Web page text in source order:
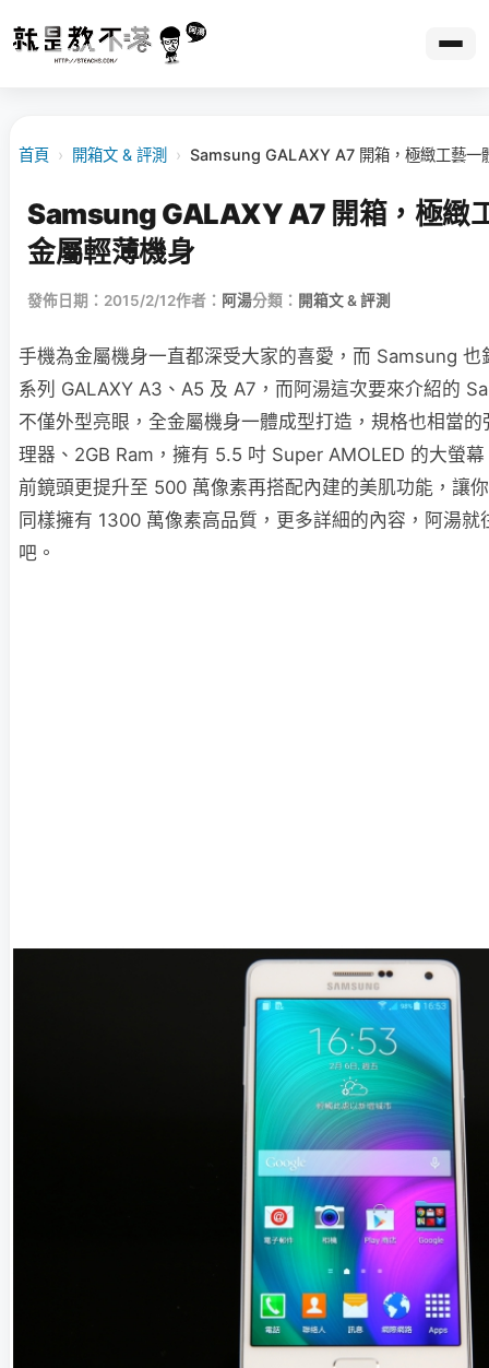
首頁 › 開箱文 & 評測 › Samsung GALAXY A7 開箱，極緻工藝一
Samsung GALAXY A7 開箱，極緻
金屬輕薄機身
發佈日期：2015/2/12作者： 阿湯分類： 開箱文 & 評測
手機為金屬機身一直都深受大家的喜愛，而 Samsung 也
系列 GALAXY A3、A5 及 A7，而阿湯這次要來介紹的
不僅外型亮眼，全金屬機身一體成型打造，規格也相當
理器、2GB Ram，擁有 5.5 吋 Super AMOLED 的大螢
前鏡頭更提升至 500 萬像素再搭配內建的美肌功能，讓
同樣擁有 1300 萬像素高品質，更多詳細的內容，阿湯就
吧。